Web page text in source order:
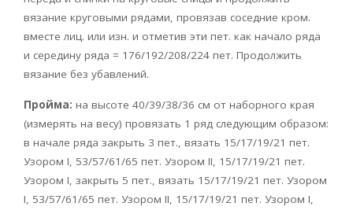
вязание круговыми рядами, провязав соседние кром.
вместе лиц. или изн. и отметив эти пет. как начало ряда
и середину ряда = 176/192/208/224 пет. Продолжить
вязание без убавлений.
Пройма: на высоте 40/39/38/36 см от наборного края
(измерять на весу) провязать 1 ряд следующим образом:
в начале ряда закрыть 3 пет., вязать 15/17/19/21 пет.
Узором I, 53/57/61/65 пет. Узором II, 15/17/19/21 пет.
Узором I, закрыть 5 пет., вязать 15/17/19/21 пет. Узором
I, 53/57/61/65 пет. Узором II, 15/17/19/21 пет. Узором I,